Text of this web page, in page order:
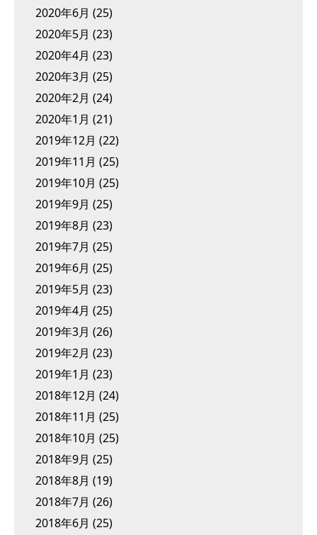
2020年6月 (25)
2020年5月 (23)
2020年4月 (23)
2020年3月 (25)
2020年2月 (24)
2020年1月 (21)
2019年12月 (22)
2019年11月 (25)
2019年10月 (25)
2019年9月 (25)
2019年8月 (23)
2019年7月 (25)
2019年6月 (25)
2019年5月 (23)
2019年4月 (25)
2019年3月 (26)
2019年2月 (23)
2019年1月 (23)
2018年12月 (24)
2018年11月 (25)
2018年10月 (25)
2018年9月 (25)
2018年8月 (19)
2018年7月 (26)
2018年6月 (25)